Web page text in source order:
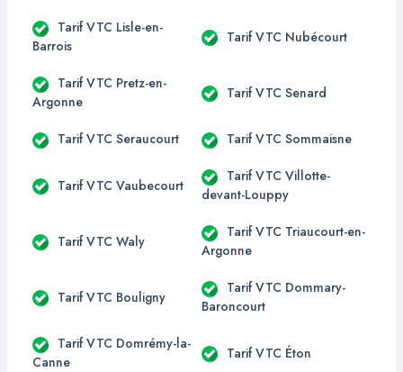
Tarif VTC Lisle-en-
Barrois
Tarif VTC Nubécourt
Tarif VTC Pretz-en-
Argonne
Tarif VTC Senard
Tarif VTC Seraucourt Tarif VTC Sommaisne
Tarif VTC Vaubecourt
Tarif VTC Villotte-
devant-Louppy
Tarif VTC Waly
Tarif VTC Triaucourt-en-
Argonne
Tarif VTC Bouligny
Tarif VTC Dommary-
Baroncourt
Tarif VTC Domrémy-la-
Canne
Tarif VTC Éton